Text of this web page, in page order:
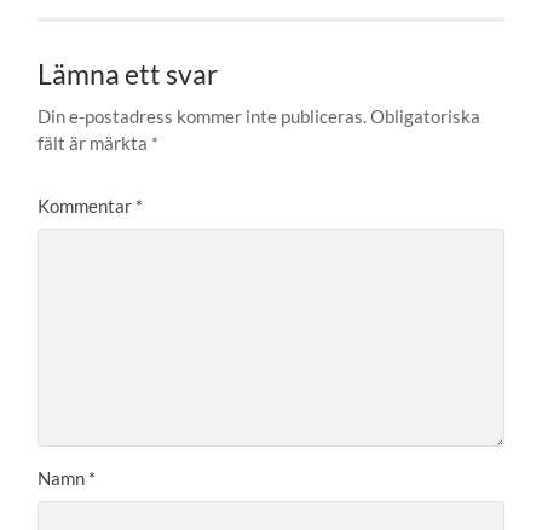
Lämna ett svar
Din e-postadress kommer inte publiceras.Obligatoriska
fält är märkta *
Kommentar *
Namn *